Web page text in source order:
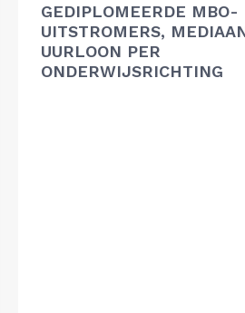
GEDIPLOMEERDE MBO-
UITSTROMERS,
UURLOON PER
ONDERWIJSRICHTING